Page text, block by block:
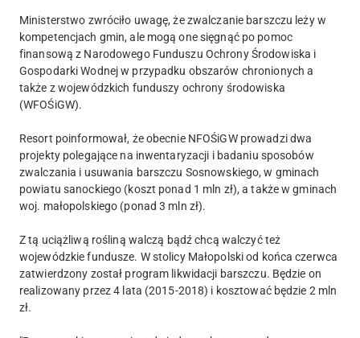
Ministerstwo zwróciło uwagę, że zwalczanie barszczu leży w
kompetencjach gmin, ale mogą one sięgnąć po pomoc
finansową z Narodowego Funduszu Ochrony Środowiska i
Gospodarki Wodnej w przypadku obszarów chronionych a
także z wojewódzkich funduszy ochrony środowiska
(WFOŚiGW).
Resort poinformował, że obecnie NFOŚiGW prowadzi dwa
projekty polegające na inwentaryzacji i badaniu sposobów
zwalczania i usuwania barszczu Sosnowskiego, w gminach
powiatu sanockiego (koszt ponad 1 mln zł), a także w gminach
woj. małopolskiego (ponad 3 mln zł).
Z tą uciążliwą rośliną walczą bądź chcą walczyć też
wojewódzkie fundusze. W stolicy Małopolski od końca czerwca
zatwierdzony został program likwidacji barszczu. Będzie on
realizowany przez 4 lata (2015-2018) i kosztować będzie 2 mln
zł.